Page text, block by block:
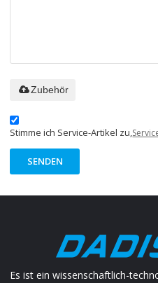
Zubehör
Stimme ich Service-Artikel zu,
SENDEN
Es ist ein wissenschaftlich-